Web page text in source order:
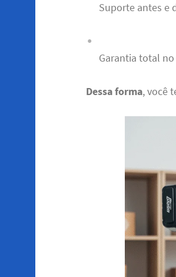
Suporte antes e
Garantia total
Dessa forma, você